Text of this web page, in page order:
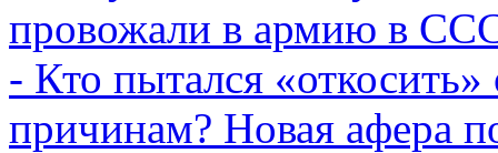
провожали в армию в
- Кто пытался
причинам? Новая афера